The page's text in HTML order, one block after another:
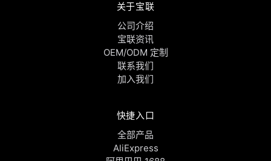
关于宝联
公司介绍
宝联资讯
OEM/ODM 定制
联系我们
加入我们
快捷入口
全部产品
AliExpress